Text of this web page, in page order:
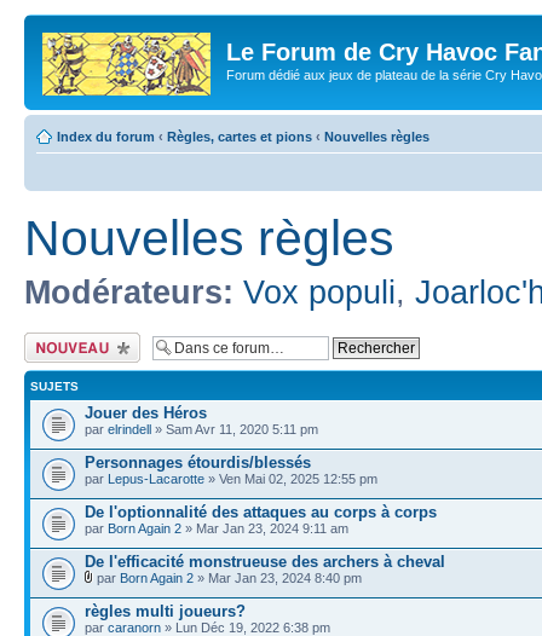
Le Forum de Cry Havoc
Forum dédié aux jeux de plateau de la série Cry
Index du forum ‹ Règles, cartes et pions ‹ Nouvelles règles
Nouvelles règles
Modérateurs: Vox populi,
Écrire un nouveau
sujet
SUJETS
Jouer des Héros
par elrindell » Sam Avr 11, 2020 5:11 pm
Personnages étourdis/blessés
par Lepus-Lacarotte » Ven Mai 02, 2025 12:55 pm
De l'optionnalité des attaques au corps à corps
par Born Again 2 » Mar Jan 23, 2024 9:11 am
De l'efficacité monstrueuse des archers à cheval
par Born Again 2 » Mar Jan 23, 2024 8:40 pm
règles multi joueurs?
par caranorn » Lun Déc 19, 2022 6:38 pm